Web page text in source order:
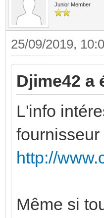
Junior Member
25/09/2019,
Djime42 a
L'info
http://
Même si